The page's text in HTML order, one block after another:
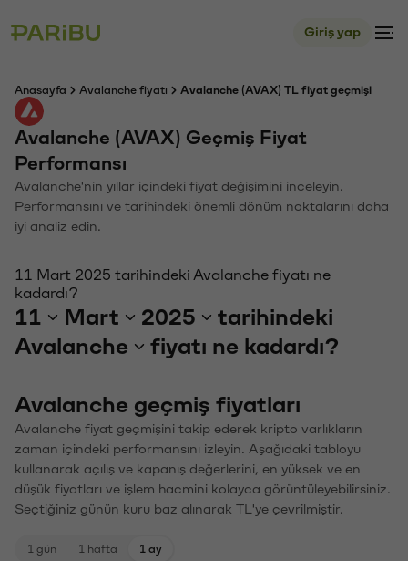
Giriş yap
Anasayfa Avalanche fiyatı Avalanche (AVAX) TL fiyat geçmişi
Avalanche (AVAX) Geçmiş Fiyat
Performansı
Avalanche'nin yıllar içindeki fiyat değişimini inceleyin.
Performansını ve tarihindeki önemli dönüm noktalarını daha
iyi analiz edin.
11 Mart 2025 tarihindeki Avalanche fiyatı ne
kadardı?
11 Mart 2025
tarihindeki
Avalanche
fiyatı ne kadardı?
Avalanche geçmiş fiyatları
Avalanche fiyat geçmişini takip ederek kripto varlıkların
zaman içindeki performansını izleyin. Aşağıdaki tabloyu
kullanarak açılış ve kapanış değerlerini, en yüksek ve en
düşük fiyatları ve işlem hacmini kolayca görüntüleyebilirsiniz.
Seçtiğiniz günün kuru baz alınarak TL'ye çevrilmiştir.
1 gün 1 hafta 1 ay